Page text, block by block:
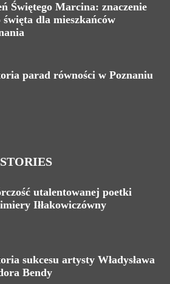
Świętego Marcina: znaczenie
święta dla mieszkańców
parad równości w Poznaniu
utalentowanej poetki
Iłłakowiczówny
sukcesu artysty Władysława
Bendy